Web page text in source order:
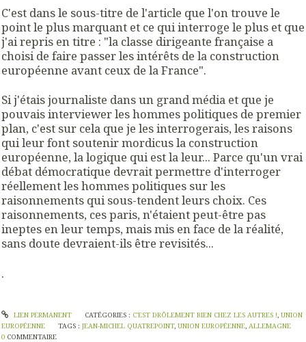
C'est dans le sous-titre de l'article que l'on trouve le
point le plus marquant et ce qui interroge le plus et que
j'ai repris en titre : "la classe dirigeante française a
choisi de faire passer les intérêts de la construction
européenne avant ceux de la France".
Si j'étais journaliste dans un grand média et que je
pouvais interviewer les hommes politiques de premier
plan, c'est sur cela que je les interrogerais, les raisons
qui leur font soutenir mordicus la construction
européenne, la logique qui est la leur... Parce qu'un vrai
débat démocratique devrait permettre d'interroger
réellement les hommes politiques sur les
raisonnements qui sous-tendent leurs choix. Ces
raisonnements, ces paris, n'étaient peut-être pas
ineptes en leur temps, mais mis en face de la réalité,
sans doute devraient-ils être revisités...
.
LIEN PERMANENT CATÉGORIES : C'EST DRÔLEMENT BIEN CHEZ LES AUTRES !, UNION
EUROPÉENNE
TAGS :JEAN-MICHEL QUATREPOINT,UNION EUROPÉENNE,ALLEMAGNE
0 COMMENTAIRE